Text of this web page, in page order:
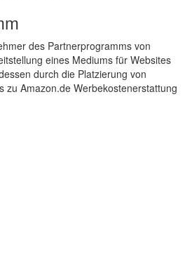
des Partnerprogramms von
eines Mediums für Websites
durch die Platzierung von
zu Amazon.de Werbekostenerstattung